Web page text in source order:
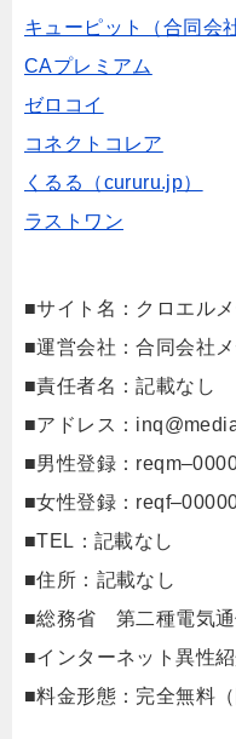
キューピット（合同会
CAプレミアム
ゼロコイ
コネクトコレア
くるる（cururu.jp）
ラストワン
■サイト名：クロエル
■運営会社：合同会社
■責任者名：記載なし
■アドレス：
■男性登録：reqm–
■女性登録：reqf–
■TEL：記載なし
■住所：記載なし
■総務省 第二種電気通
■インターネット異性
■料金形態：完全無料（